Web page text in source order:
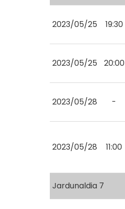
2023/05/25 19:30
2023/05/25 20:00
2023/05/28 -
2023/05/28 11:00
Jardunaldia 7